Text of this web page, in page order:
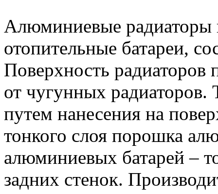
Алюминиевые радиаторы
отопительные батареи,
Поверхность радиаторов
от чугунных радиаторов.
путем нанесения на
тонкого слоя порошка
алюминиевых батарей –
задних стенок.